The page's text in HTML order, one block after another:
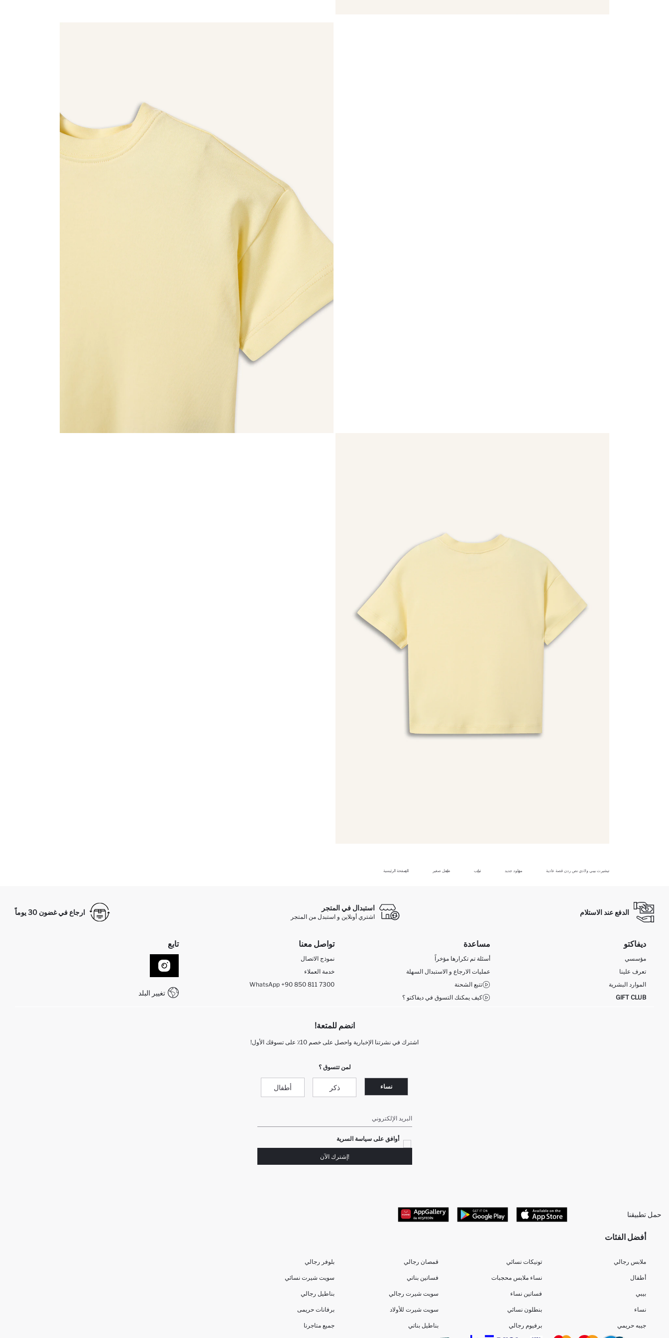
الصفحة الرئيسية طفل صغير ثياب مولود جديد تيشيرت بيبي ولادي نص ردن قصة عادية
الدفع عند الاستلام
استبدال في المتجر
اشتري أونلاين و استبدل من المتجر
ارجاع في غضون 30 يوماً
ديفاكتو
مؤسسي
تعرف علينا
الموارد البشرية
GIFT CLUB
مساعدة
أسئلة تم تكرارها مؤخراً
عمليات الارجاع و الاستبدال السهلة
تتبع الشحنة
كيف يمكنك التسوق في ديفاكتو ؟
تواصل معنا
نموذج الاتصال
خدمة العملاء
WhatsApp +90 850 811 7300
تابع
تغيير البلد
انضم للمتعة!
اشترك في نشرتنا الإخبارية واحصل على خصم 10٪ على تسوقك الأول!
لمن تتسوق ؟
نساء ذكر أطفال
البريد الإلكتروني
أوافق على سياسة السرية
!إشترك الآن
حمل تطبيقنا
أفضل الفئات
ملابس رجالي
أطفال
بيبي
نساء
جيبه حريمي
تونيكات نسائي
نساء ملابس محجبات
فساتين نساء
بنطلون نسائي
برفيوم رجالي
قمصان رجالي
فساتين بناتي
سويت شيرت رجالي
سويت شيرت للأولاد
بناطيل بناتي
بلوفر رجالي
سويت شيرت نسائي
بناطيل رجالي
برفانات حريمى
جميع متاجرنا